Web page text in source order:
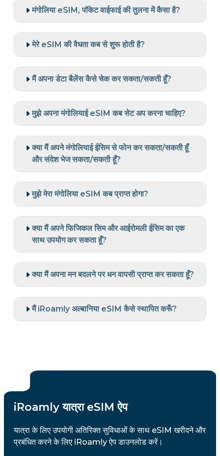
मंगोलिया eSIM, पॉकेट वाईफाई की तुलना में कैसा है?
मेरे eSIM की वैधता कब से शुरू होती है?
मैं अपना डेटा बैलेंस कैसे चेक कर सकता/सकती हूँ?
मुझे अपना मंगोलियाई eSIM कब सेट अप करना चाहिए?
क्या मैं अपने मंगोलियाई ईसिम से फोन कर सकता/सकती हूँ
और संदेश भेज सकता/सकती हूँ?
मुझे मेरा मंगोलिया eSIM कब प्राप्त होगा?
क्या मैं अपने फिजिकल सिम और आईरोमली ईसिम का एक
साथ उपयोग कर सकता हूँ?
क्या मैं अपना मन बदलने पर धन वापसी प्राप्त कर सकता हूँ?
मैं iRoamly अल्बानिया eSIM कैसे स्थापित करूँ?
iRoamly यात्रा eSIM ऐप
यात्रा के लिए उपयोगी अतिरिक्त सुविधाओं के साथ eSIM खरीदने और
प्रबंधित करने के लिए iRoamly ऐप डाउनलोड करें।